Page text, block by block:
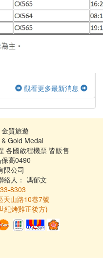
觀看更多最新消息
質旅遊
Gold Medal
各國啟程機票 皆販售
高0490
限公司
絡人： 馮郁文
8303
天山路10巷7號
紀烤雞正後方)